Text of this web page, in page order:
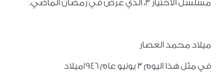
مسلسل الاختيار 3، الذي عرض في رمضان الماضي
.
ميلاد محمد العصار
في مثل هذا اليوم 3 يونيو عام 1946